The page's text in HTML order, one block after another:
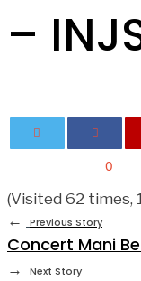
–
0
(Visited 62 times,
←
Previous Story
Concert Mani
→ Next Story